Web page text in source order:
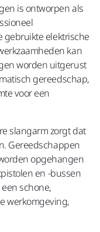
is ontworpen als
gebruikte elektrische
kan
worden uitgerust
gereedschap,
voor een
slangarm zorgt dat
Gereedschappen
opgehangen
en -bussen
schone,
werkomgeving,